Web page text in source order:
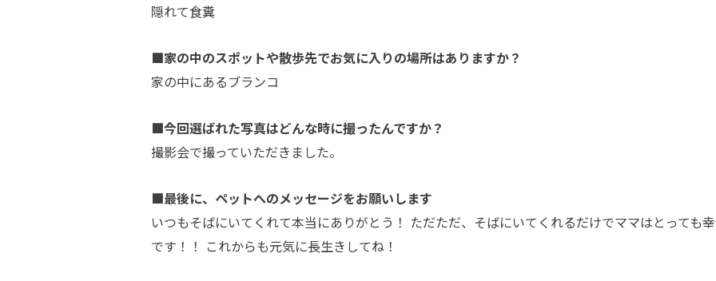
隠れて食糞
■家の中のスポットや散歩先でお気に入りの場所はありますか？
家の中にあるブランコ
■今回選ばれた写真はどんな時に撮ったんですか？
撮影会で撮っていただきました。
■最後に、ペットへのメッセージをお願いします
いつもそばにいてくれて本当にありがとう！ ただただ、そばにいてくれるだけでママはとっても
です！！ これからも元気に長生きしてね！